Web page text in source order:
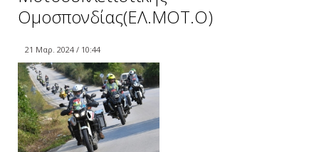
Ομοσπονδίας(ΕΛ.ΜΟΤ.Ο)
21 Μαρ. 2024 / 10:44